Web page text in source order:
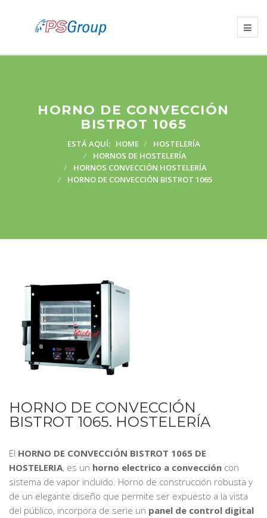
HORNO DE CONVECCIÓN
BISTROT 1065
ESTÁ AQUÍ: HOME
HOSTELERÍA
HORNOS DE HOSTELERÍA
HORNOS CONVECCIÓN HOSTELERÍA
HORNO DE CONVECCIÓN BISTROT 1065
HORNO DE CONVECCIÓN
BISTROT 1065. HOSTELERÍA
El HORNO DE CONVECCIÓN BISTROT 1065 DE
HOSTELERIA, es un horno electrico a convección con
sistema de vapor incluido. Horno de construcción robusta y
de un elegante diseño que permite ser expuesto a la vista
del público, incorpora de serie un panel de control digital